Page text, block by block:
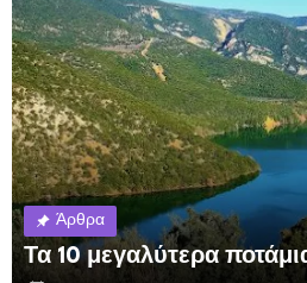
Άρθρα
Τα 10 μεγαλύτερα